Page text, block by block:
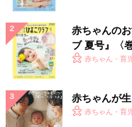
赤ちゃんの
ブ 夏号』〈
く！ おっぱ
赤ちゃん・育
赤ちゃんが
赤ちゃん・育